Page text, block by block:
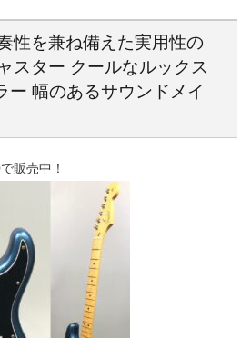
性を兼ね備えた実用性の
スター クールなルックス
ー 幅のあるサウンドメイ
販売中！